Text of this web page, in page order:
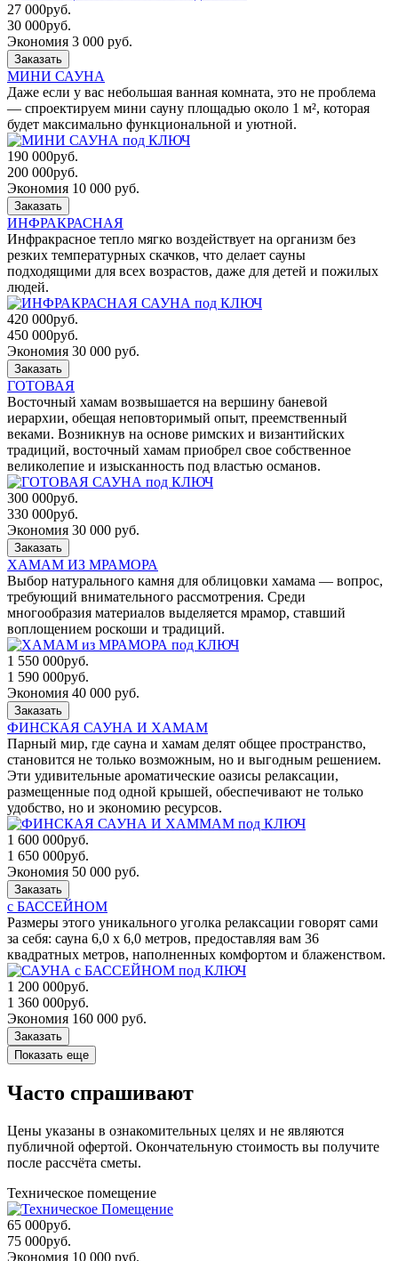
27 000руб.
30 000руб.
Экономия 3 000 руб.
Заказать
МИНИ САУНА
Даже если у вас небольшая ванная комната, это не проблема
— cпроектируем мини сауну площадью около 1 м², которая
будет максимально функциональной и уютной.
190 000руб.
200 000руб.
Экономия 10 000 руб.
Заказать
ИНФРАКРАСНАЯ
Инфракрасное тепло мягко воздействует на организм без
резких температурных скачков, что делает сауны
подходящими для всех возрастов, даже для детей и пожилых
людей.
420 000руб.
450 000руб.
Экономия 30 000 руб.
Заказать
ГОТОВАЯ
Восточный хамам возвышается на вершину баневой
иерархии, обещая неповторимый опыт, преемственный
веками. Возникнув на основе римских и византийских
традиций, восточный хамам приобрел свое собственное
великолепие и изысканность под властью османов.
300 000руб.
330 000руб.
Экономия 30 000 руб.
Заказать
ХАМАМ ИЗ МРАМОРА
Выбор натурального камня для облицовки хамама — вопрос,
требующий внимательного рассмотрения. Среди
многообразия материалов выделяется мрамор, ставший
воплощением роскоши и традиций.
1 550 000руб.
1 590 000руб.
Экономия 40 000 руб.
Заказать
ФИНСКАЯ САУНА И ХАМАМ
Парный мир, где сауна и хамам делят общее пространство,
становится не только возможным, но и выгодным решением.
Эти удивительные ароматические оазисы релаксации,
размещенные под одной крышей, обеспечивают не только
удобство, но и экономию ресурсов.
1 600 000руб.
1 650 000руб.
Экономия 50 000 руб.
Заказать
с БАССЕЙНОМ
Размеры этого уникального уголка релаксации говорят сами
за себя: сауна 6,0 x 6,0 метров, предоставляя вам 36
квадратных метров, наполненных комфортом и блаженством.
1 200 000руб.
1 360 000руб.
Экономия 160 000 руб.
Заказать
Показать еще
Часто спрашивают
Цены указаны в ознакомительных целях и не являются
публичной офертой. Окончательную стоимость вы получите
после рассчёта сметы.
Техническое помещение
65 000руб.
75 000руб.
Экономия 10 000 руб.